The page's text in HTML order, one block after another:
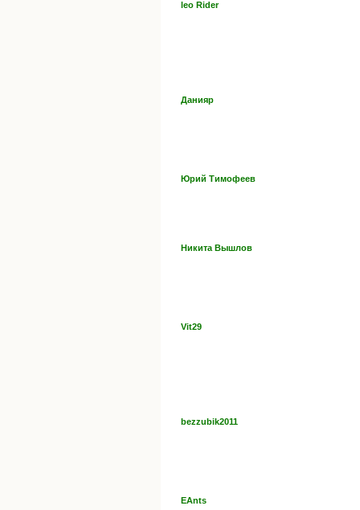
leo Rider
Данияр
Юрий Тимофеев
Никита Вышлов
Vit29
bezzubik2011
EAnts